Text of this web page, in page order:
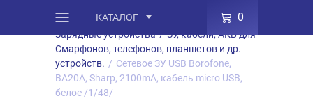
КАТАЛОГ 0
Каталог / Товары Аксессуары
/
Зарядные устройства / ЗУ, кабели, АКБ для
Смарфонов, телефонов, планшетов и др.
устройств. / Сетевое ЗУ USB Borofone,
BA20A, Sharp, 2100mA, кабель micro USB,
белое /1/48/